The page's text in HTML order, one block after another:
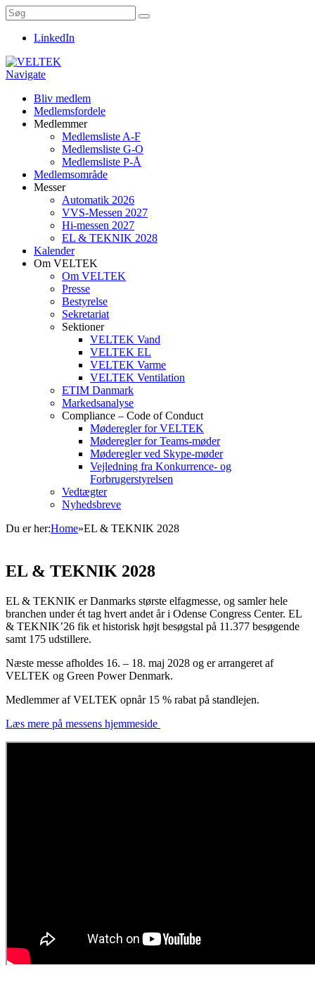
LinkedIn
Navigate
Bliv medlem
Medlemsfordele
Medlemmer
Medlemsliste A-F
Medlemsliste G-O
Medlemsliste P-Å
Medlemsområde
Messer
Automatik 2026
VVS-Messen 2027
Hi-messen 2027
EL & TEKNIK 2028
Kalender
Om VELTEK
Om VELTEK
Presse
Bestyrelse
Sekretariat
Sektioner
VELTEK Vand
VELTEK EL
VELTEK Varme
VELTEK Ventilation
ETIM Danmark
Markedsanalyse
Compliance – Code of Conduct
Møderegler for VELTEK
Møderegler for Teams-møder
Møderegler ved Skype-møder
Vejledning fra Konkurrence- og
Forbrugerstyrelsen
Vedtægter
Nyhedsbreve
Du er her:Home»EL & TEKNIK 2028
EL & TEKNIK 2028
EL & TEKNIK er Danmarks største elfagmesse, og samler hele
branchen under ét tag hvert andet år i Odense Congress Center. EL
& TEKNIK’26 fik et historisk højt besøgstal på 11.377 besøgende
samt 175 udstillere.
Næste messe afholdes 16. – 18. maj 2028 og er arrangeret af
VELTEK og Green Power Denmark.
Medlemmer af VELTEK opnår 15 % rabat på standlejen.
Læs mere på messens hjemmeside